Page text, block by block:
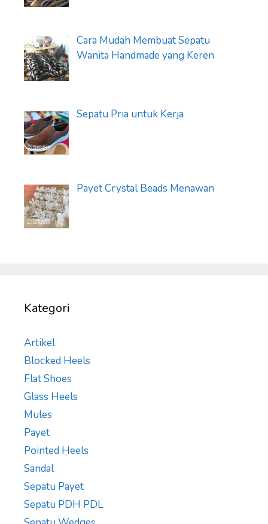
Cara Mudah Membuat Sepatu
Wanita Handmade yang Keren
Sepatu Pria untuk Kerja
Payet Crystal Beads Menawan
Kategori
Artikel
Blocked Heels
Flat Shoes
Glass Heels
Mules
Payet
Pointed Heels
Sandal
Sepatu Payet
Sepatu PDH PDL